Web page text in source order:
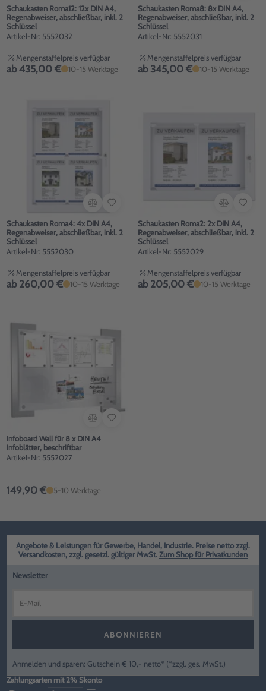
Schaukasten Roma12: 12x DIN A4,
Regenabweiser, abschließbar, inkl. 2
Schlüssel
Artikel-Nr: 5552032
Mengenstaffelpreis verfügbar
ab 435,00 € 10-15 Werktage
Schaukasten Roma8: 8x DIN A4,
Regenabweiser, abschließbar, inkl. 2
Schlüssel
Artikel-Nr: 5552031
Mengenstaffelpreis verfügbar
ab 345,00 € 10-15 Werktage
Schaukasten Roma4: 4x DIN A4,
Regenabweiser, abschließbar, inkl. 2
Schlüssel
Artikel-Nr: 5552030
Mengenstaffelpreis verfügbar
ab 260,00 € 10-15 Werktage
Schaukasten Roma2: 2x DIN A4,
Regenabweiser, abschließbar, inkl. 2
Schlüssel
Artikel-Nr: 5552029
Mengenstaffelpreis verfügbar
ab 205,00 € 10-15 Werktage
Infoboard Wall für 8 x DIN A4
Infoblätter, beschriftbar
Artikel-Nr: 5552027
149,90 € 5-10 Werktage
Angebote & Leistungen für Gewerbe, Handel, Industrie. Preise netto zzgl.
Versandkosten, zzgl. gesetzl. gültiger MwSt. Zum Shop für Privatkunden
Newsletter
ABONNIEREN
Anmelden und sparen: Gutschein € 10,- netto* (*zzgl. ges. MwSt.)
Zahlungsarten mit 2% Skonto